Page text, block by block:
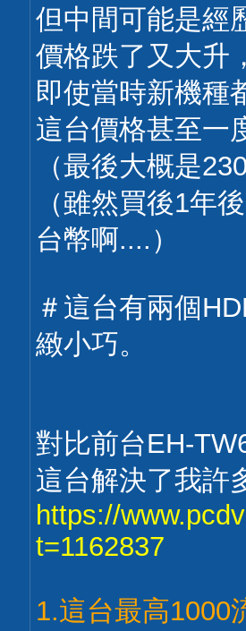
但中間可能是經
價格跌了又大升
即使當時新機種
這台價格甚至一
（最後大概是
（雖然買後1年
台幣啊....）
＃這台有兩個
緻小巧。
對比前台EH-
這台解決了我許
https://
t=1162837
1.這台最高1000